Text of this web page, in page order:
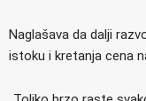
Naglašava da dalji
istoku i kretanja cena